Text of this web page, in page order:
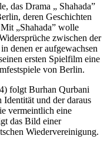
das Drama „ Shahada”
deren Geschichten
„Shahada” wolle
zwischen der
denen er aufgewachsen
ersten Spielfilm eine
von Berlin.
folgt Burhan Qurbani
und der daraus
vermeintlich eine
das Bild einer
Wiedervereinigung.